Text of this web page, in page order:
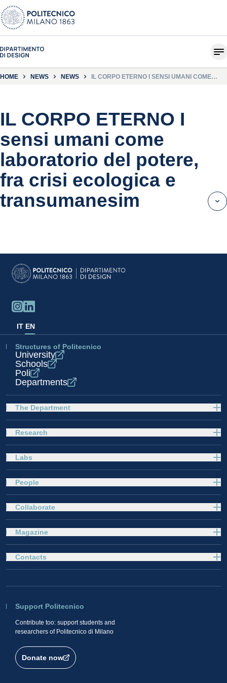
HOME NEWS NEWS
IL CORPO ETERNO I SENSI UMANI COME
IL CORPO ETERNO I
sensi umani come
laboratorio del potere,
fra crisi ecologica e
transumanesim
IT EN
Structures of Politecnico
University
Schools
Poli
Departments
The Department
Research
Labs
People
Collaborate
Magazine
Support Politecnico
Contribute too: support students and
researchers of Politecnico di Milano
Donate now
Contacts